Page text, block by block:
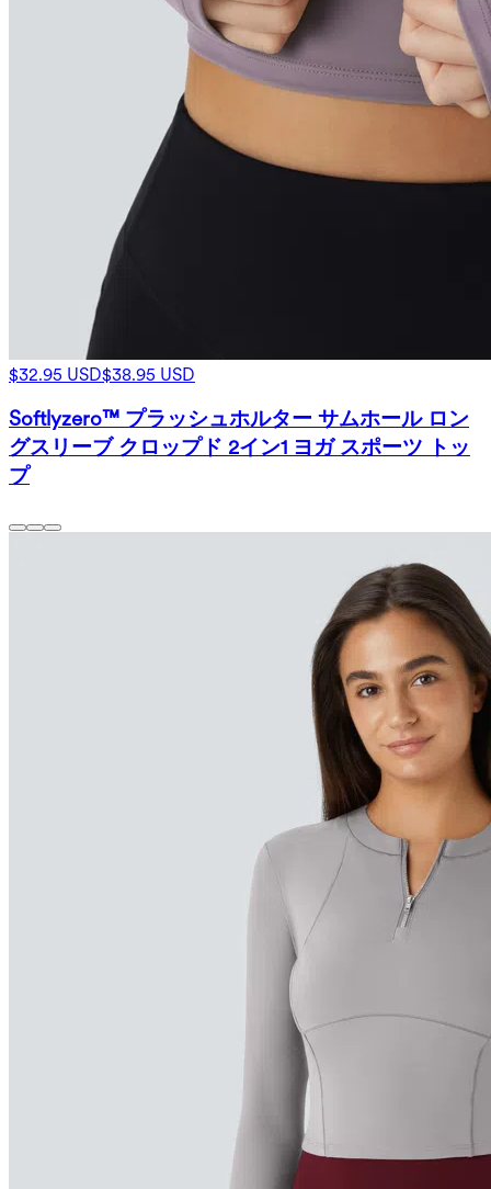
$32.95 USD$38.95 USD
Softlyzero™ プラッシュホルター サムホール ロン
グスリーブ クロップド 2イン1 ヨガ スポーツ トッ
プ